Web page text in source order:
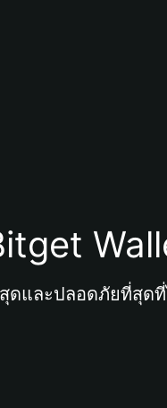
ดและปลอดภัยที่สุด